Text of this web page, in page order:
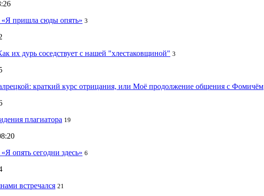
пришла сюды опять» 3
их дурь соседствует с нашей "хлестаковщиной" 3
краткий курс отрицания, или Моё продолжение общения с Фомичём
плагиатора 19
опять сегодни здесь» 6
встречался 21